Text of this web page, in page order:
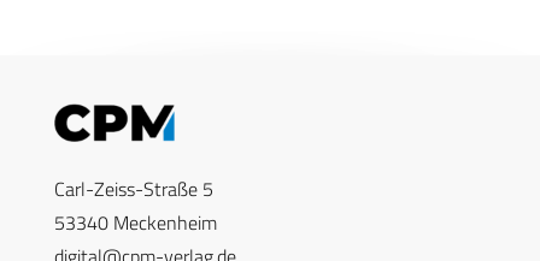
Carl-Zeiss-Straße 5
53340 Meckenheim